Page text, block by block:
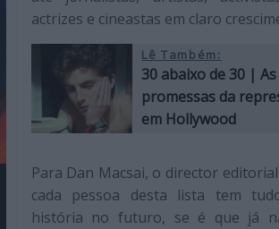
actrizes e cineastas em claro
Lê Também:
30 abaixo de 30 |
promessas da
em Hollywood
Para Dan Macsai, o director
cada pessoa desta lista tem
história no futuro, se é que já